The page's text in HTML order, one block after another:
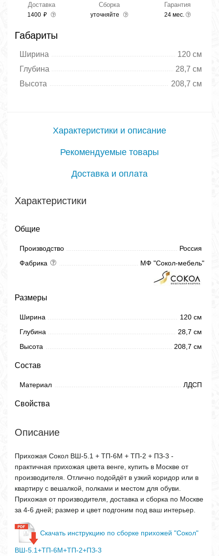
Доставка
1400 ₽
Сборка
уточняйте
Гарантия
24 мес.
Габариты
Ширина
120 см
Глубина
28,7 см
Высота
208,7 см
Характеристики и описание
Рекомендуемые товары
Доставка и оплата
Характеристики
Общие
Производство
Россия
Фабрика
МФ "Сокол-мебель"
Размеры
Ширина
120 см
Глубина
28,7 см
Высота
208,7 см
Состав
Материал ЛДСП
Свойства
Описание
Прихожая Сокол ВШ-5.1 + ТП-6М + ТП-2 + ПЗ-3 -
практичная прихожая цвета венге, купить в Москве от
производителя. Отлично подойдёт в узкий коридор или в
квартиру с вешалкой, полками и местом для обуви.
Прихожая от производителя, доставка и сборка по Москве
за 4-6 дней; размер и цвет подгоним под ваш интерьер.
Скачать инструкцию по сборке прихожей "Сокол"
ВШ-5.1+ТП-6М+ТП-2+ПЗ-3